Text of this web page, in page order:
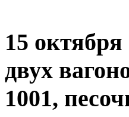
15
двух
1001,